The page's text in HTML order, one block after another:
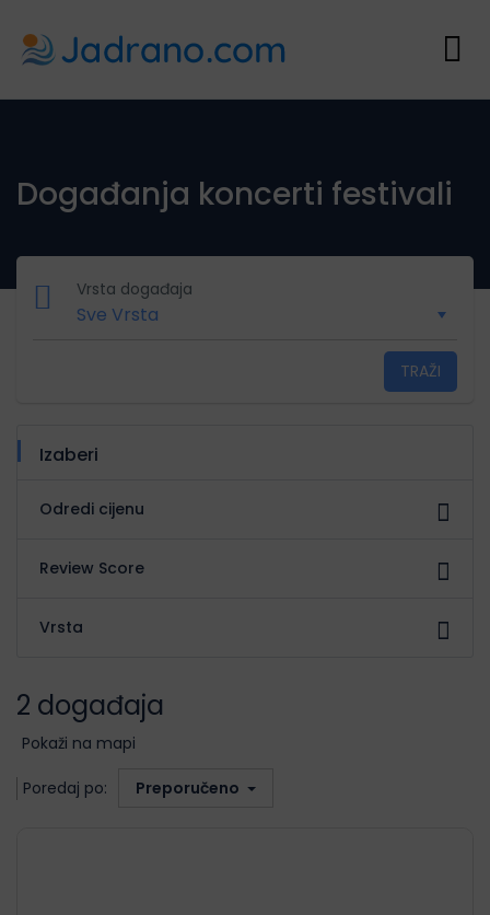
Događanja koncerti festivali
Vrsta događaja
TRAŽI
Izaberi
Odredi cijenu
Review Score
Vrsta
2 događaja
Pokaži na mapi
Poredaj po: Preporučeno